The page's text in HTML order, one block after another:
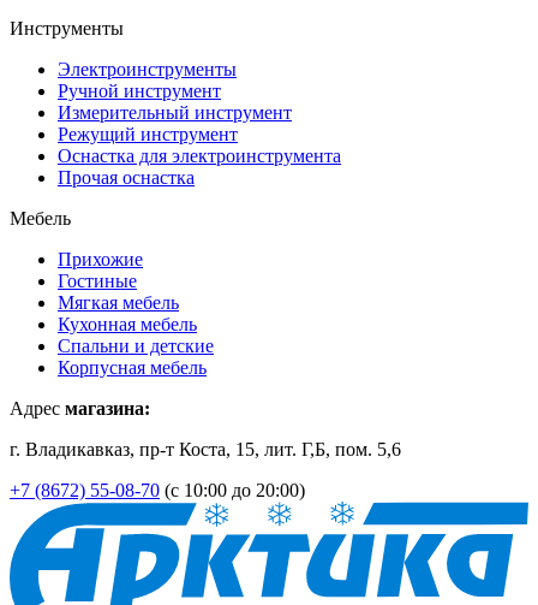
Инструменты
Электроинструменты
Ручной инструмент
Измерительный инструмент
Режущий инструмент
Оснастка для электроинструмента
Прочая оснастка
Мебель
Прихожие
Гостиные
Мягкая мебель
Кухонная мебель
Спальни и детские
Корпусная мебель
Адрес магазина:
г. Владикавказ, пр-т Коста, 15, лит. Г,Б, пом. 5,6
+7 (8672) 55-08-70 (с 10:00 до 20:00)